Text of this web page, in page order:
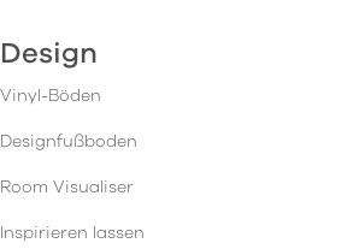
Design
Vinyl-Böden
Designfußboden
Room Visualiser
Inspirieren lassen